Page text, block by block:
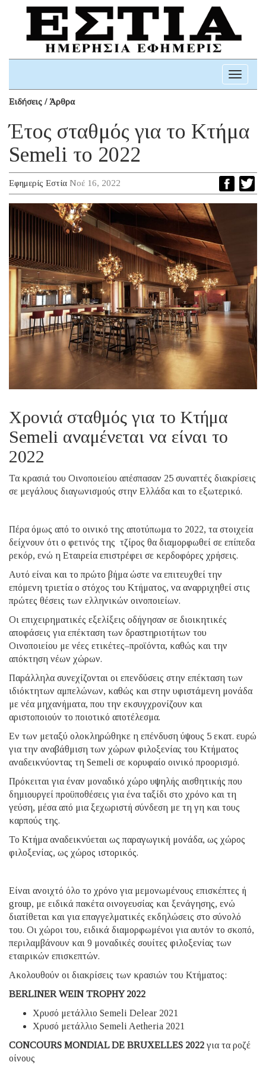
Toggle
Ειδήσεις / Άρθρα
Έτος σταθμός για τo Κτήμα
Semeli το 2022
Εφημερίς Εστία Νοέ 16, 2022
Χρονιά σταθμός για το Κτήμα
Semeli αναμένεται να είναι το
2022
Τα κρασιά του Οινοποιείου απέσπασαν 25 συναπτές διακρίσεις
σε μεγάλους διαγωνισμούς στην Ελλάδα και το εξωτερικό.
Πέρα όμως από το οινικό της αποτύπωμα το 2022, τα στοιχεία
δείχνουν ότι ο φετινός της τζίρος θα διαμορφωθεί σε επίπεδα
ρεκόρ, ενώ η Εταιρεία επιστρέφει σε κερδοφόρες χρήσεις.
Αυτό είναι και το πρώτο βήμα ώστε να επιτευχθεί την
επόμενη τριετία ο στόχος του Κτήματος, να αναρριχηθεί στις
πρώτες θέσεις των ελληνικών οινοποιείων.
Οι επιχειρηματικές εξελίξεις οδήγησαν σε διοικητικές
αποφάσεις για επέκταση των δραστηριοτήτων του
Οινοποιείου με νέες ετικέτες–προϊόντα, καθώς και την
απόκτηση νέων χώρων.
Παράλληλα συνεχίζονται οι επενδύσεις στην επέκταση των
ιδιόκτητων αμπελώνων, καθώς και στην υφιστάμενη μονάδα
με νέα μηχανήματα, που την εκσυγχρονίζουν και
αριστοποιούν το ποιοτικό αποτέλεσμα.
Εν των μεταξύ ολοκληρώθηκε η επένδυση ύψους 5 εκατ. ευρώ
για την αναβάθμιση των χώρων φιλοξενίας του Κτήματος
αναδεικνύοντας τη Semeli σε κορυφαίο οινικό προορισμό.
Πρόκειται για έναν μοναδικό χώρο υψηλής αισθητικής που
δημιουργεί προϋποθέσεις για ένα ταξίδι στο χρόνο και τη
γεύση, μέσα από μια ξεχωριστή σύνδεση με τη γη και τους
καρπούς της.
Το Κτήμα αναδεικνύεται ως παραγωγική μονάδα, ως χώρος
φιλοξενίας, ως χώρος ιστορικός.
Είναι ανοιχτό όλο το χρόνο για μεμονωμένους επισκέπτες ή
group, με ειδικά πακέτα οινογευσίας και ξενάγησης, ενώ
διατίθεται και για επαγγελματικές εκδηλώσεις στο σύνολό
του. Οι χώροι του, ειδικά διαμορφωμένοι για αυτόν το σκοπό,
περιλαμβάνουν και 9 μοναδικές σουίτες φιλοξενίας των
εταιρικών επισκεπτών.
Ακολουθούν οι διακρίσεις των κρασιών του Κτήματος:
BERLINER WEIN TROPHY 2022
Χρυσό μετάλλιο Semeli Delear 2021
Χρυσό μετάλλιο Semeli Aetheria 2021
CONCOURS MONDIAL DE BRUXELLES 2022 για τα ροζέ
οίνους